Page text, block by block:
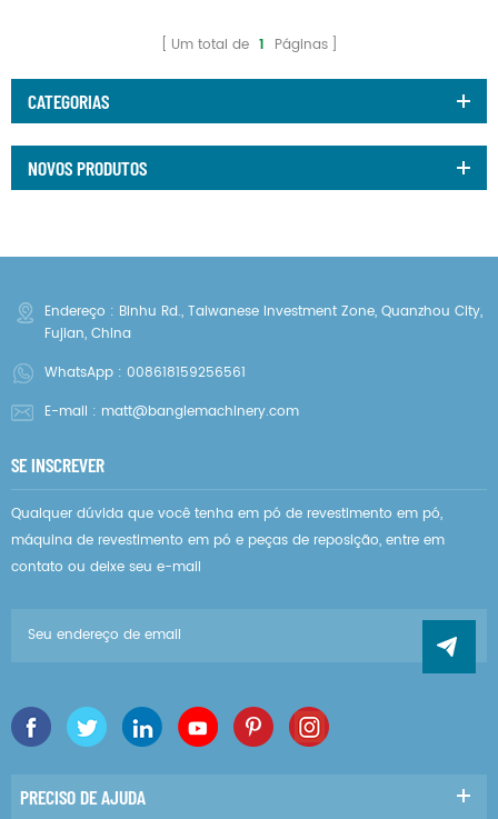
Um total de 1 Páginas
CATEGORIAS
NOVOS PRODUTOS
Endereço : Binhu Rd., Taiwanese Investment Zone, Quanzhou City,
Fujian, China
WhatsApp : 008618159256561
E-mail : matt@banglemachinery.com
SE INSCREVER
Qualquer dúvida que você tenha em pó de revestimento em pó,
máquina de revestimento em pó e peças de reposição, entre em
contato ou deixe seu e-mail
PRECISO DE AJUDA